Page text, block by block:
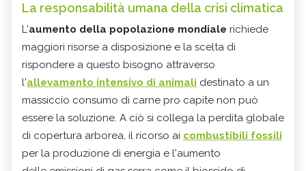
La responsabilità umana della crisi climatica
L'aumento della popolazione mondiale richiede
maggiori risorse a disposizione e la scelta di
rispondere a questo bisogno attraverso
l'allevamento intensivo di animali destinato a un
massiccio consumo di carne pro capite non può
essere la soluzione. A ciò si collega la perdita globale
di copertura arborea, il ricorso ai combustibili fossili
per la produzione di energia e l'aumento